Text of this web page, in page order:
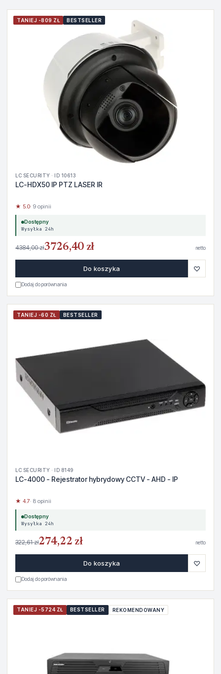
TANIEJ -809 ZŁ BESTSELLER
LC SECURITY · ID 10613
LC-HDX50 IP PTZ LASER IR
★ 5.0· 9 opinii
Dostępny
Wysyłka 24h
4384,00 zł3726,40 zł netto
Do koszyka ♡
Dodaj do porównania
TANIEJ -60 ZŁ BESTSELLER
LC SECURITY · ID 8149
LC-4000 - Rejestrator hybrydowy CCTV - AHD - IP
★ 4.7· 8 opinii
Dostępny
Wysyłka 24h
322,61 zł274,22 zł netto
Do koszyka ♡
Dodaj do porównania
TANIEJ -5724 ZŁ BESTSELLER REKOMENDOWANY